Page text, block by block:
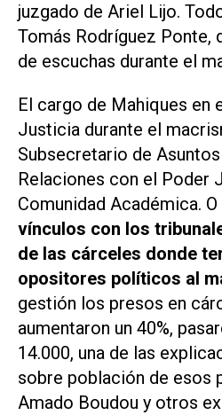
juzgado de Ariel Lijo.
Tomás Rodríguez Ponte,
de escuchas durante el
El cargo de Mahiques en
Justicia durante el
Subsecretario de
Relaciones con el Poder
Comunidad Académica. O
vínculos con los
de las cárceles donde
opositores políticos al
gestión los presos en
aumentaron un 40%,
14.000, una de las
sobre población de esos
Amado Boudou y otros